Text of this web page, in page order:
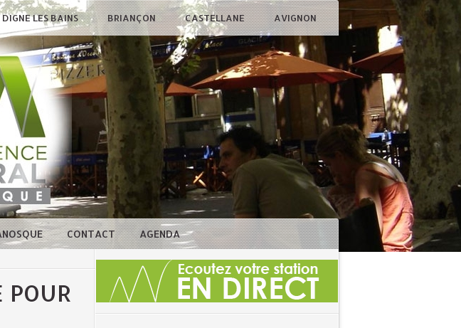
DIGNE LES BAINS BRIANÇON CASTELLANE AVIGNON
CONTACT AGENDA